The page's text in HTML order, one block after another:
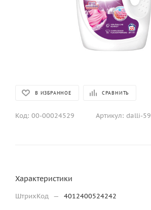
В ИЗБРАННОЕ СРАВНИТЬ
Код: 00-00024529 Артикул: dalli-59
Характеристики
ШтрихКод — 4012400524242